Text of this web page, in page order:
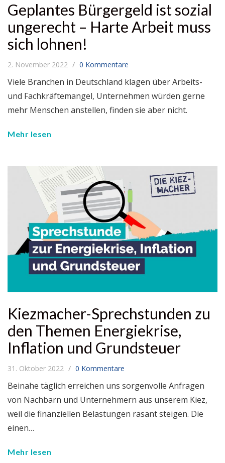
Geplantes Bürgergeld ist sozial
ungerecht – Harte Arbeit muss
sich lohnen!
2. November 2022 0 Kommentare
Viele Branchen in Deutschland klagen über Arbeits-
und Fachkräftemangel, Unternehmen würden gerne
mehr Menschen anstellen, finden sie aber nicht.
Mehr lesen
Kiezmacher-Sprechstunden zu
den Themen Energiekrise,
Inflation und Grundsteuer
31. Oktober 2022 0 Kommentare
Beinahe täglich erreichen uns sorgenvolle Anfragen
von Nachbarn und Unternehmern aus unserem Kiez,
weil die finanziellen Belastungen rasant steigen. Die
einen…
Mehr lesen